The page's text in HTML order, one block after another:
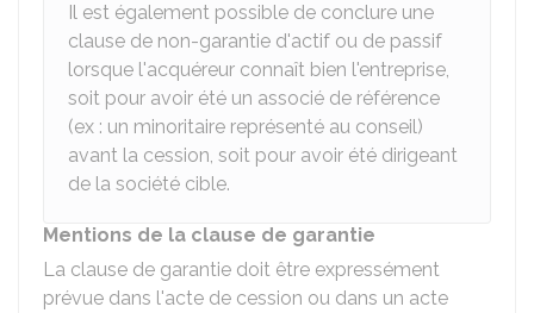
Il est également possible de conclure une
clause de non-garantie d'actif ou de passif
lorsque l'acquéreur connaît bien l'entreprise,
soit pour avoir été un associé de référence
(ex : un minoritaire représenté au conseil)
avant la cession, soit pour avoir été dirigeant
de la société cible.
Mentions de la clause de garantie
La clause de garantie doit être expressément
prévue dans l'acte de cession ou dans un acte